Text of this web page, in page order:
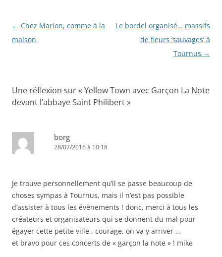
Navigation
des
← Chez Marion, comme à la
maison
Le bordel organisé… massifs
de fleurs ‘sauvages’ à
Tournus →
Une réflexion sur « Yellow Town avec Garçon La Note
devant l’abbaye Saint Philibert»
borg
28/07/2016 à 10:18
Je trouve personnellement qu’il se passe beaucoup de
choses sympas à Tournus, mais il n’est pas possible
d’assister à tous les évènements ! donc, merci à tous les
créateurs et organisateurs qui se donnent du mal pour
égayer cette petite ville , courage, on va y arriver …
et bravo pour ces concerts de « garçon la note » ! mike